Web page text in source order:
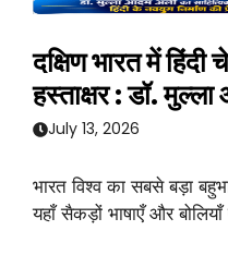
दक्षिण भारत में
हस्ताक्षर : डॉ.
July 13, 2026
भारत विश्व का सबसे बड़ा
यहाँ सैकड़ों भाषाएँ और